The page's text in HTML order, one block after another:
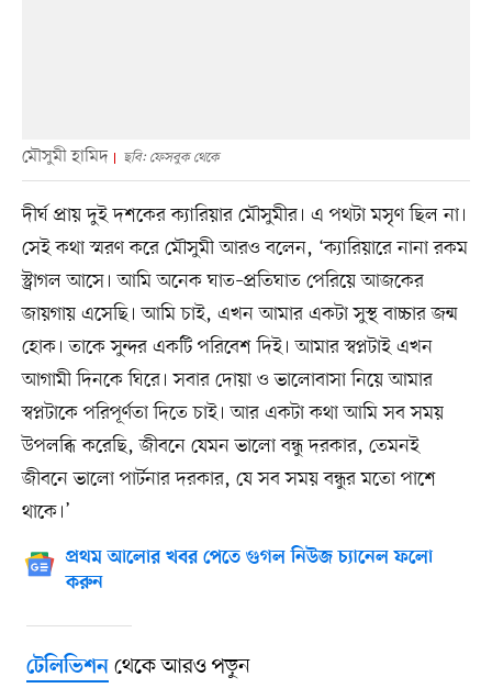
মৌসুমী হামিদ ছবি: ফেসবুক থেকে
দীর্ঘ প্রায় দুই দশকের ক্যারিয়ার মৌসুমীর। এ পথটা মসৃণ ছিল না।
সেই কথা স্মরণ করে মৌসুমী আরও বলেন, ‘ক্যারিয়ারে নানা রকম
স্ট্রাগল আসে। আমি অনেক ঘাত–প্রতিঘাত পেরিয়ে আজকের
জায়গায় এসেছি। আমি চাই, এখন আমার একটা সুস্থ বাচ্চার জন্ম
হোক। তাকে সুন্দর একটি পরিবেশ দিই। আমার স্বপ্নটাই এখন
আগামী দিনকে ঘিরে। সবার দোয়া ও ভালোবাসা নিয়ে আমার
স্বপ্নটাকে পরিপূর্ণতা দিতে চাই। আর একটা কথা আমি সব সময়
উপলব্ধি করেছি, জীবনে যেমন ভালো বন্ধু দরকার, তেমনই
জীবনে ভালো পার্টনার দরকার, যে সব সময় বন্ধুর মতো পাশে
থাকে।’
প্রথম আলোর খবর পেতে গুগল নিউজ চ্যানেল ফলো
করুন
টেলিভিশনথেকে আরও পড়ুন